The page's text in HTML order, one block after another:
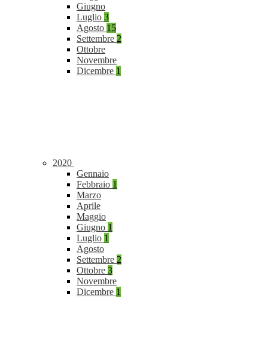
Giugno
Luglio 3
Agosto 15
Settembre 2
Ottobre
Novembre
Dicembre 1
2020
Gennaio
Febbraio 1
Marzo
Aprile
Maggio
Giugno 1
Luglio 1
Agosto
Settembre 2
Ottobre 3
Novembre
Dicembre 1